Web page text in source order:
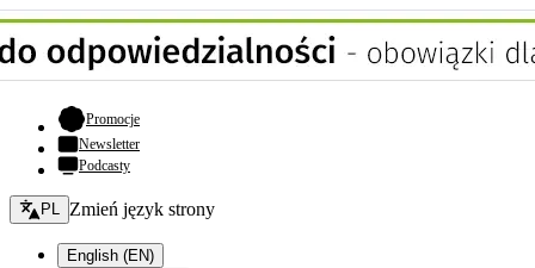
Promocje- otwiera się w nowej karcie
Newsletter
Podcasty
Zmień język - bieżący:
PL Zmień język strony
English (EN)